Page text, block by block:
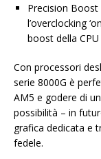
Precision Boost
l’overclocking
boost della
Con processori
serie 8000G è
AM5 e godere di
possibilità – in
grafica dedicata e
fedele.